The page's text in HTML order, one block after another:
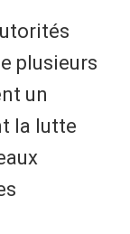
plusieurs
un
la lutte